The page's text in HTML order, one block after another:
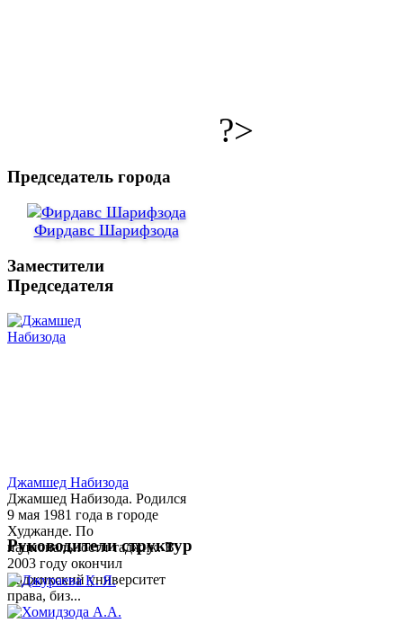
?>
Председатель города
Фирдавс Шарифзода
Заместители
Председателя
Джамшед Набизода
Джамшед Набизода. Родился
9 мая 1981 года в городе
Худжанде. По
национальности таджик. В
2003 году окончил
Таджикский университет
права, биз...
Руководители структур